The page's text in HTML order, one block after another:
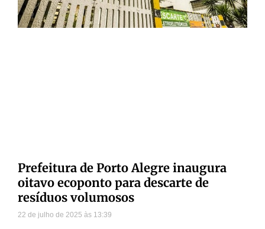
Prefeitura de Porto Alegre inaugura
oitavo ecoponto para descarte de
resíduos volumosos
22 de julho de 2025 13:39